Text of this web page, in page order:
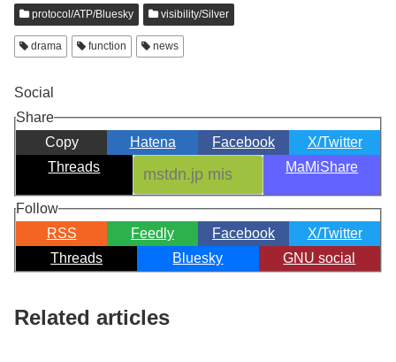
protocol/ATP/Bluesky visibility/Silver
drama function news
Social
Share
Copy
Hatena Facebook
X/Twitter
Threads
MaMiShare
Follow
RSS
Feedly Facebook
X/Twitter
Threads
Bluesky GNU social
Related articles